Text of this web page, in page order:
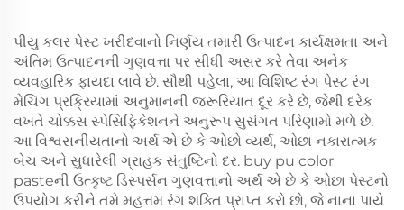
પીયુ કલર પેસ્ટ ખરીદવાનો નિર્ણય તમારી ઉત્પાદન કાર્યક્ષમતા અને
અંતિમ ઉત્પાદનની ગુણવત્તા પર સીધી અસર કરે તેવા અનેક
વ્યવહારિક ફાયદા લાવે છે. સૌથી પહેલા, આ વિશિષ્ટ રંગ પેસ્ટ રંગ
મેચિંગ પ્રક્રિયામાં અનુમાનની જરૂરિયાત દૂર કરે છે, જેથી દરેક
વખતે ચોક્કસ સ્પેસિફિકેશનને અનુરૂપ સુસંગત પરિણામો મળે છે.
આ વિશ્વસનીયતાનો અર્થ એ છે કે ઓછો વ્યર્થ, ઓછા નકારાત્મક
બેચ અને સુધારેલી ગ્રાહક સંતુષ્ટિનો દર. buy pu color
pasteની ઉત્કૃષ્ટ ડિસ્પર્સન ગુણવત્તાનો અર્થ એ છે કે ઓછા પેસ્ટનો
ઉપયોગ કરીને તમે મહત્તમ રંગ શક્તિ પ્રાપ્ત કરો છો, જે નાના પાયે